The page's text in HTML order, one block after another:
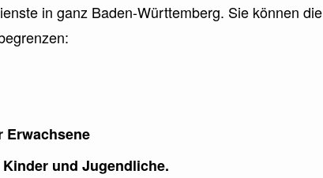
in ganz Baden-Württemberg. Sie können die
Erwachsene
und Jugendliche.